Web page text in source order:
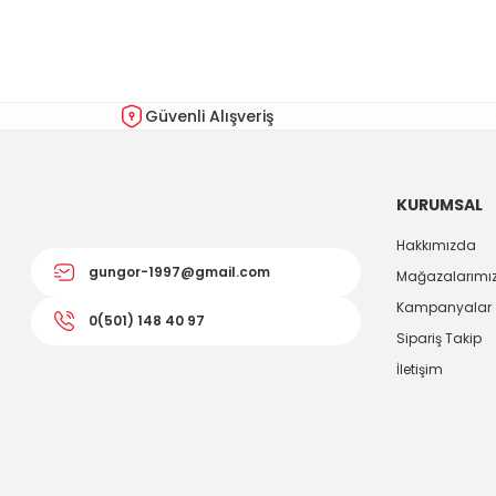
Ürün fiyatı diğer sitelerden daha pahalı.
Güvenli Alışveriş
gungor-1997@gmail.com
0(501) 148 40 97
KURUMSAL
Hakkımızda
Kampanyalar
Sipariş Takip
İletişim